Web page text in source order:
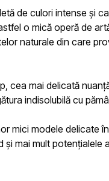
de culori intense și
o mică operă de
naturale din care
cea mai delicată
indisolubilă cu
mici modele delicate
mai mult potențialele